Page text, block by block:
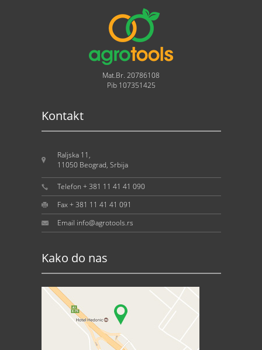
Mat.Br. 20786108
Pib 107351425
Kontakt
Raljska 11,
11050 Beograd, Srbija
Telefon + 381 11 41 41 090
Fax + 381 11 41 41 091
Email info@agrotools.rs
Kako do nas